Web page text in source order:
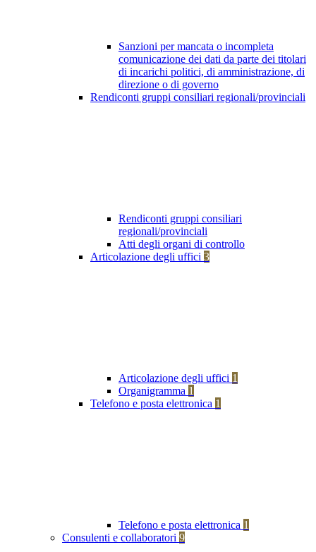
Sanzioni per mancata o incompleta
comunicazione dei dati da parte dei titolari
di incarichi politici, di amministrazione, di
direzione o di governo
Rendiconti gruppi consiliari regionali/provinciali
Rendiconti gruppi consiliari
regionali/provinciali
Atti degli organi di controllo
Articolazione degli uffici 3
Articolazione degli uffici 1
Organigramma 1
Telefono e posta elettronica 1
Telefono e posta elettronica 1
Consulenti e collaboratori 9